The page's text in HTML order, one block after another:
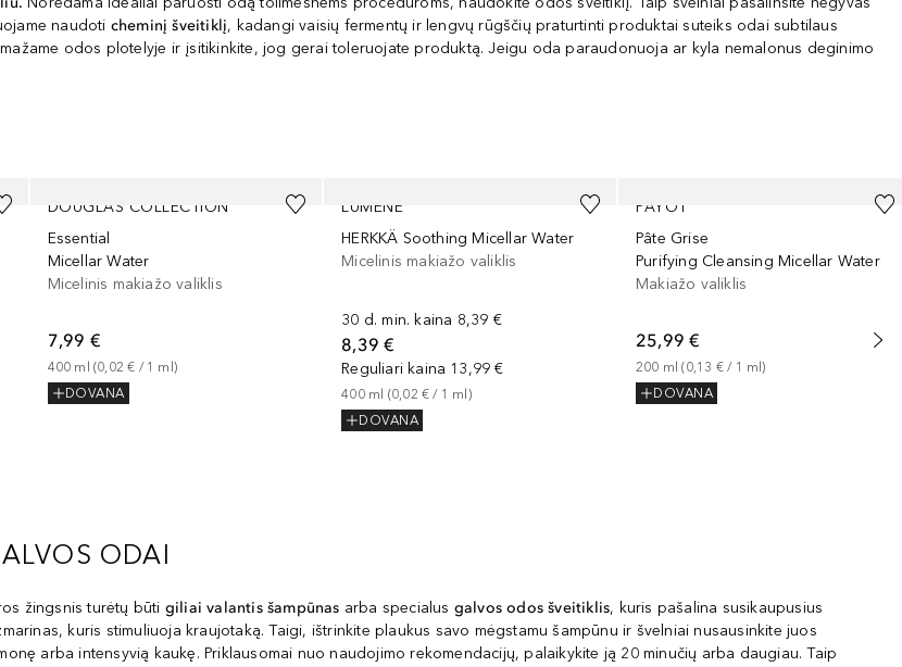
naudoti cheminį šveitiklį, kadangi vaisių fermentų ir lengvų rūgščių praturtinti produktai suteiks odai subtilaus
odos plotelyje ir įsitikinkite, jog gerai toleruojate produktą. Jeigu oda paraudonuoja ar kyla nemalonus deginimo
DOUGLAS COLLECTION
Essential
Micellar Water
Micelinis makiažo valiklis
7,99 €
400 ml (0,02 € / 1 ml )
DOVANA
LUMENE
HERKKÄ Soothing Micellar Water
Micelinis makiažo valiklis
30 d. min. kaina 8,39 €
8,39 €
Reguliari kaina 13,99 €
400 ml (0,02 € / 1 ml )
DOVANA
PAYOT
Pâte Grise
Purifying Cleansing Micellar Water
Makiažo valiklis
25,99 €
200 ml (0,13 € / 1 ml)
DOVANA
ODAI
žingsnis turėtų būti giliai valantis šampūnas arba specialus galvos odos šveitiklis, kuris pašalina susikaupusius
kuris stimuliuoja kraujotaką. Taigi, ištrinkite plaukus savo mėgstamu šampūnu ir švelniai nusausinkite juos
arba intensyvią kaukę. Priklausomai nuo naudojimo rekomendacijų, palaikykite ją 20 minučių arba daugiau. Taip